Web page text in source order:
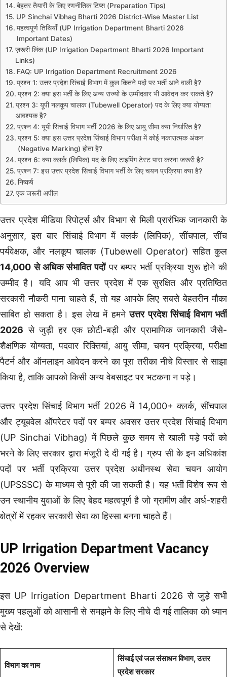
बेहतर तैयारी के लिए रणनीतिक टिप्स (Preparation Tips)
UP Sinchai Vibhag Bharti 2026 District-Wise Master List
महत्वपूर्ण तिथियाँ (UP Irrigation Department Bharti 2026
Important Dates)
ज़रूरी लिंक (UP Irrigation Department Bharti 2026 Important
Links)
FAQ: UP Irrigation Department Recruitment 2026
प्रश्न 1: उत्तर प्रदेश सिंचाई विभाग में कुल कितने पदों पर भर्ती आने वाली है?
प्रश्न 2: क्या इस भर्ती के लिए अन्य राज्यों के उम्मीदवार भी आवेदन कर सकते हैं?
प्रश्न 3: यूपी नलकूप चालक (Tubewell Operator) पद के लिए क्या योग्यता
आवश्यक है?
प्रश्न 4: यूपी सिंचाई विभाग भर्ती 2026 के लिए आयु सीमा क्या निर्धारित है?
प्रश्न 5: क्या इस उत्तर प्रदेश सिंचाई विभाग परीक्षा में कोई नकारात्मक अंकन
(Negative Marking) होता है?
प्रश्न 6: क्या क्लर्क (लिपिक) पद के लिए टाइपिंग टेस्ट पास करना जरूरी है?
प्रश्न 7: इस उत्तर प्रदेश सिंचाई विभाग भर्ती के लिए चयन प्रक्रिया क्या है?
निष्कर्ष
एक जरूरी अपील
उत्तर प्रदेश मीडिया रिपोर्ट्स और विभाग से मिली प्रारंभिक जानकारी के
अनुसार, इस बार सिंचाई विभाग में क्लर्क (लिपिक), सींचपाल, सींच
पर्यवेक्षक, और नलकूप चालक (Tubewell Operator) सहित कुल
14,000 से अधिक संभावित पदोंपर बम्पर भर्ती प्रक्रिया शुरू होने की
उम्मीद है। यदि आप भी उत्तर प्रदेश में एक सुरक्षित और प्रतिष्ठित
सरकारी नौकरी पाना चाहते हैं, तो यह आपके लिए सबसे बेहतरीन मौका
साबित हो सकता है। इस लेख में हमनेउत्तर प्रदेश सिंचाई विभाग भर्ती
2026 से जुड़ी हर एक छोटी-बड़ी और प्रामाणिक जानकारी जैसे-
शैक्षणिक योग्यता, पदवार रिक्तियां, आयु सीमा, चयन प्रक्रिया, परीक्षा
पैटर्न और ऑनलाइन आवेदन करने का पूरा तरीका नीचे विस्तार से साझा
किया है, ताकि आपको किसी अन्य वेबसाइट पर भटकना न पड़े।
उत्तर प्रदेश सिंचाई विभाग भर्ती 2026 में 14,000+ क्लर्क, सींचपाल
और ट्यूबवेल ऑपरेटर पदों पर बम्पर अवसर उत्तर प्रदेश सिंचाई विभाग
(UP Sinchai Vibhag) में पिछले कुछ समय से खाली पड़े पदों को
भरने के लिए सरकार द्वारा मंजूरी दे दी गई है। ग्रुप सी के इन अधिकांश
पदों पर भर्ती प्रक्रिया उत्तर प्रदेश अधीनस्थ सेवा चयन आयोग
(UPSSSC) के माध्यम से पूरी की जा सकती है। यह भर्ती विशेष रूप से
उन स्थानीय युवाओं के लिए बेहद महत्वपूर्ण है जो ग्रामीण और अर्ध-शहरी
क्षेत्रों में रहकर सरकारी सेवा का हिस्सा बनना चाहते हैं।
UP Irrigation Department Vacancy
2026 Overview
इस UP Irrigation Department Bharti 2026 से जुड़े सभी
मुख्य पहलुओं को आसानी से समझने के लिए नीचे दी गई तालिका को ध्यान
से देखें:
विभाग का नाम
सिंचाई एवं जल संसाधन विभाग, उत्तर
प्रदेश सरकार